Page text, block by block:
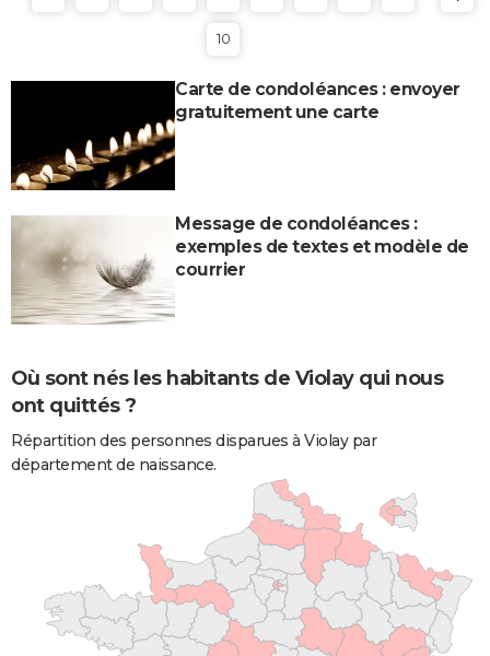
10
Carte de condoléances : envoyer
gratuitement une carte
Message de condoléances :
exemples de textes et modèle de
courrier
Où sont nés les habitants de Violay qui nous
ont quittés ?
Répartition des personnes disparues à Violay par
département de naissance.